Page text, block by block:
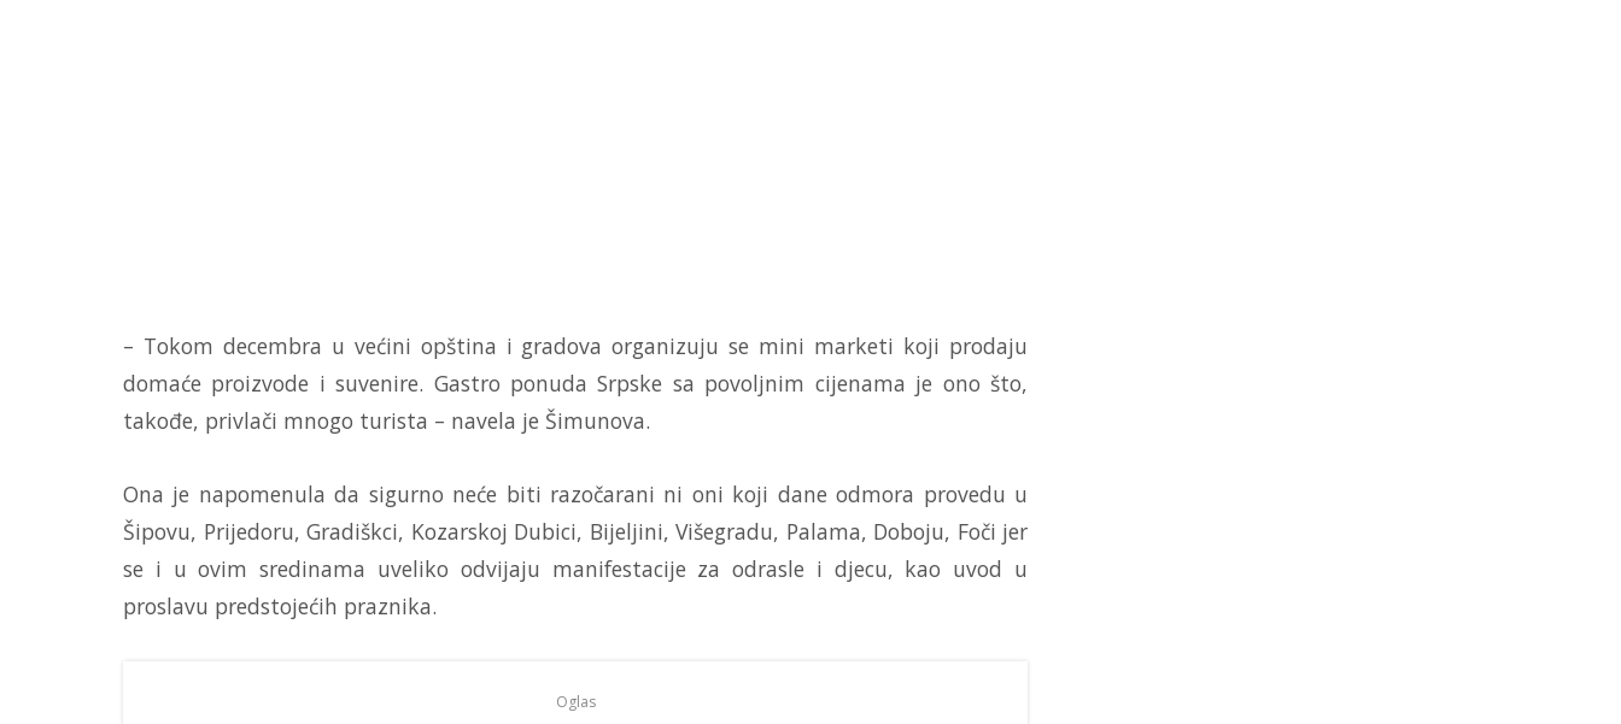
– Tokom decembra u većini opština i gradova organizuju se mini marketi koji prodaju
domaće proizvode i suvenire. Gastro ponuda Srpske sa povoljnim cijenama je ono što,
takođe, privlači mnogo turista – navela je Šimunova.
Ona je napomenula da sigurno neće biti razočarani ni oni koji dane odmora provedu u
Šipovu, Prijedoru, Gradiškci, Kozarskoj Dubici, Bijeljini, Višegradu, Palama, Doboju, Foči jer
se i u ovim sredinama uveliko odvijaju manifestacije za odrasle i djecu, kao uvod u
proslavu predstojećih praznika.
Oglas